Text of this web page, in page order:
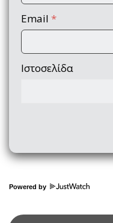
Email *
Ιστοσελίδα
Powered by